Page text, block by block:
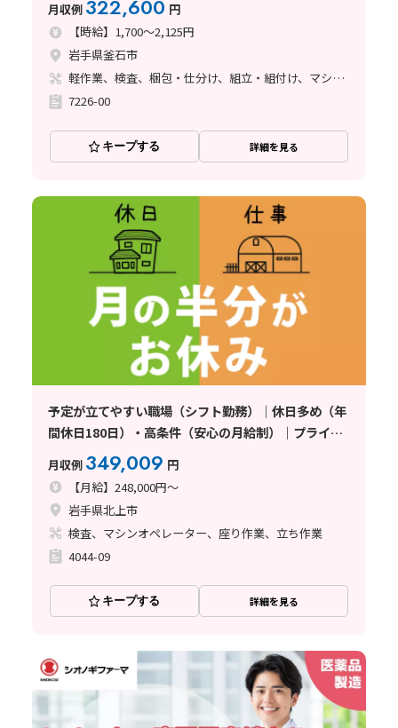
月収例 322,600 円
【時給】1,700～2,125円
岩手県釜石市
軽作業、検査、梱包・仕分け、組立・組付け、マシンオペレーター、立ち作業
7226-00
キープする 詳細を見る
予定が立てやすい職場（シフト勤務）｜休日多め（年
間休日180日）・高条件（安心の月給制）｜プライベ
ート充実・寮完備（オール電化物件）
月収例 349,009 円
【月給】248,000円～
岩手県北上市
検査、マシンオペレーター、座り作業、立ち作業
4044-09
キープする 詳細を見る